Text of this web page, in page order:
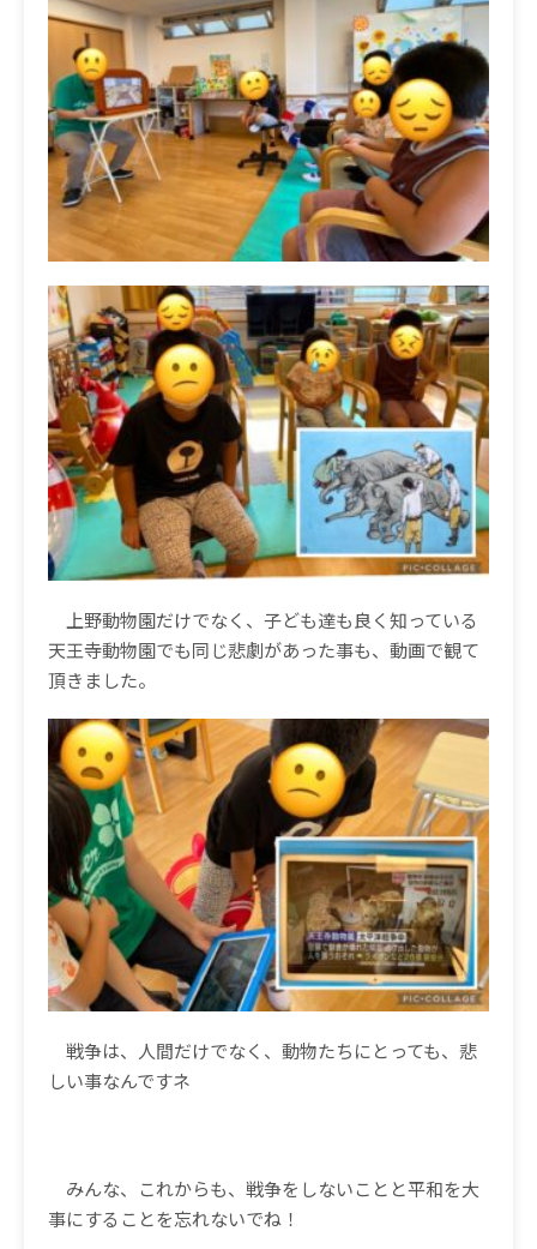
上野動物園だけでなく、子ども達も良く知っている
天王寺動物園でも同じ悲劇があった事も、動画で観て
頂きました。
戦争は、人間だけでなく、動物たちにとっても、悲
しい事なんですネ
みんな、これからも、戦争をしないことと平和を大
事にすることを忘れないでね！